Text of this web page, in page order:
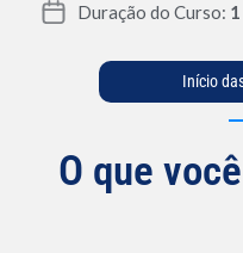
Duração do Curso:
Início
O que